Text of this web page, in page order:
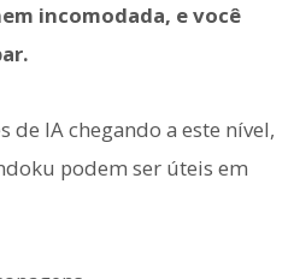
incomodada, e você
de IA chegando a este nível,
podem ser úteis em